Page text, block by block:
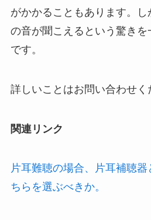
がかかることもあります。
の音が聞こえるという驚き
です。
詳しいことはお問い合わせく
関連リンク
片耳難聴の場合、片耳補聴
ちらを選ぶべきか。